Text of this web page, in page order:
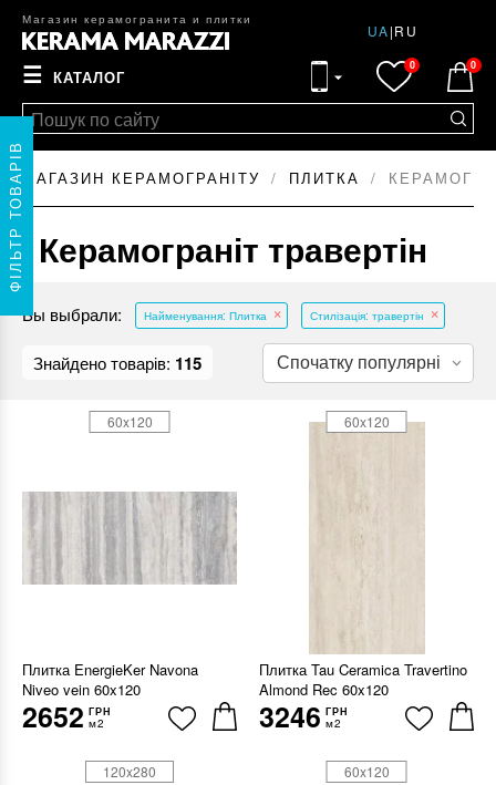
Магазин керамогранита и плитки
UA|RU
☰ КАТАЛОГ
0 0
МАГАЗИН КЕРАМОГРАНІТУ ПЛИТКА
Керамограніт травертін
Вы выбрали: Найменування: Плитка Стилізація: травертін
Знайдено товарів: 115
Плитка EnergieKer Navona
Niveo vein 60x120
2652 ГРН
м2
60x120
Плитка Tau Ceramica Travertino
Almond Rec 60x120
3246 ГРН
м2
60x120
120x280 60x120
ФІЛЬТР ТОВАРІВ